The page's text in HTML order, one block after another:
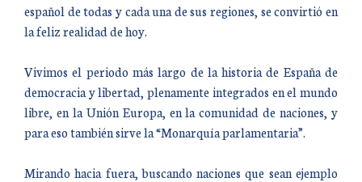
español de todas y cada una de sus regiones, se convirtió en
la feliz realidad de hoy.
Vivimos el periodo más largo de la historia de España de
democracia y libertad, plenamente integrados en el mundo
libre, en la Unión Europa, en la comunidad de naciones, y
para eso también sirve la “Monarquía parlamentaria”.
Mirando hacia fuera, buscando naciones que sean ejemplo